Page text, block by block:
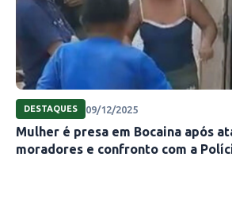
DESTAQUES 09/12/2025
Mulher é presa em Bocaina após
moradores e confronto com a